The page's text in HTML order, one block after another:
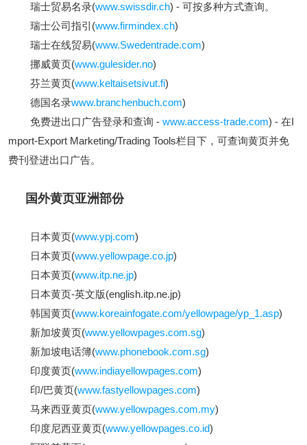
瑞士贸易名录(www.swissdir.ch) - 可按多种方式查询。
瑞士公司指引(www.firmindex.ch)
瑞士在线贸易(www.Swedentrade.com)
挪威黄页(www.gulesider.no)
芬兰黄页(www.keltaisetsivut.fi)
德国名录www.branchenbuch.com)
免费进出口广告登录和查询 -www.access-trade.com) - 在I
mport-Export Marketing/Trading Tools栏目下，可查询黄页并免
费刊登进出口广告。
国外黄页亚洲部份
日本黄页(www.ypj.com)
日本黄页(www.yellowpage.co.jp)
日本黄页(www.itp.ne.jp)
日本黄页-英文版(english.itp.ne.jp)
韩国黄页(www.koreainfogate.com/yellowpage/yp_1.asp)
新加坡黄页(www.yellowpages.com.sg)
新加坡电话簿(www.phonebook.com.sg)
印度黄页(www.indiayellowpages.com)
印/巴黄页(www.fastyellowpages.com)
马来西亚黄页(www.yellowpages.com.my)
印度尼西亚黄页(www.yellowpages.co.id)